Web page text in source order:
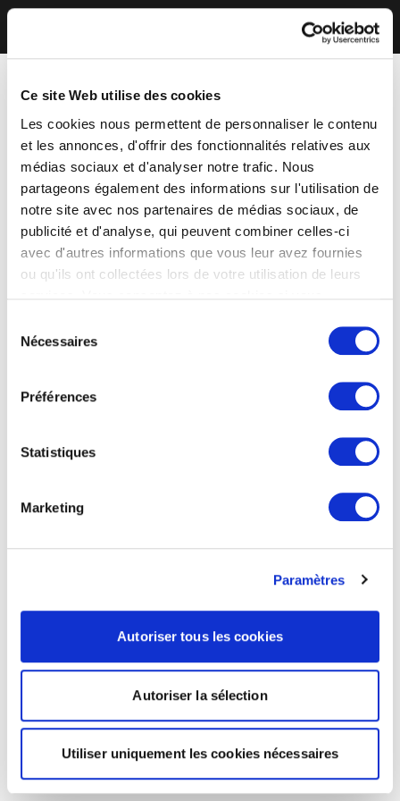
Ce site Web utilise des cookies
Les cookies nous permettent de personnaliser le contenu
et les annonces, d'offrir des fonctionnalités relatives aux
médias sociaux et d'analyser notre trafic. Nous
partageons également des informations sur l'utilisation de
notre site avec nos partenaires de médias sociaux, de
publicité et d'analyse, qui peuvent combiner celles-ci
avec d'autres informations que vous leur avez fournies
ou qu'ils ont collectées lors de votre utilisation de leurs
Nécessaires
Préférences
Statistiques
Marketing
Paramètres
Autoriser tous les cookies
Autoriser la sélection
Utiliser uniquement les cookies nécessaires